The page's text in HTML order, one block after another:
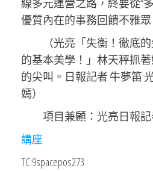
線多元運營之路，終要從“
優質內在的事務回饋不雅眾
（光亮「失衡！徹底
的基本美學！」林天秤抓
的尖叫。日報記者 牛夢笛
嫣）
項目兼顧：光亮日報記
講座
TC:9spacepos273